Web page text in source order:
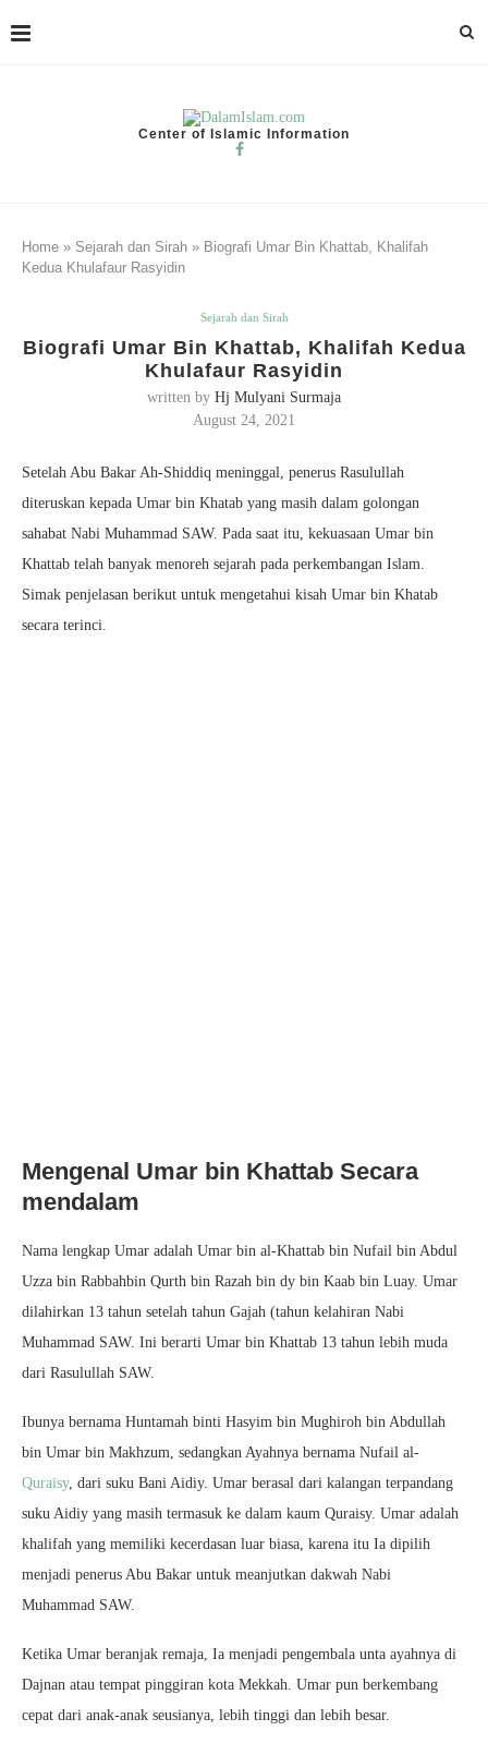
Center of Islamic Information
Home » Sejarah dan Sirah » Biografi Umar Bin Khattab, Khalifah
Kedua Khulafaur Rasyidin
Sejarah dan Sirah
Biografi Umar Bin Khattab, Khalifah Kedua
Khulafaur Rasyidin
written by Hj Mulyani Surmaja
August 24, 2021
Setelah Abu Bakar Ah-Shiddiq meninggal, penerus Rasulullah
diteruskan kepada Umar bin Khatab yang masih dalam golongan
sahabat Nabi Muhammad SAW. Pada saat itu, kekuasaan Umar bin
Khattab telah banyak menoreh sejarah pada perkembangan Islam.
Simak penjelasan berikut untuk mengetahui kisah Umar bin Khatab
secara terinci.
Mengenal Umar bin Khattab Secara
mendalam
Nama lengkap Umar adalah Umar bin al-Khattab bin Nufail bin Abdul
Uzza bin Rabbahbin Qurth bin Razah bin dy bin Kaab bin Luay. Umar
dilahirkan 13 tahun setelah tahun Gajah (tahun kelahiran Nabi
Muhammad SAW. Ini berarti Umar bin Khattab 13 tahun lebih muda
dari Rasulullah SAW.
Ibunya bernama Huntamah binti Hasyim bin Mughiroh bin Abdullah
bin Umar bin Makhzum, sedangkan Ayahnya bernama Nufail al-
Quraisy, dari suku Bani Aidiy. Umar berasal dari kalangan terpandang
suku Aidiy yang masih termasuk ke dalam kaum Quraisy. Umar adalah
khalifah yang memiliki kecerdasan luar biasa, karena itu Ia dipilih
menjadi penerus Abu Bakar untuk meanjutkan dakwah Nabi
Muhammad SAW.
Ketika Umar beranjak remaja, Ia menjadi pengembala unta ayahnya di
Dajnan atau tempat pinggiran kota Mekkah. Umar pun berkembang
cepat dari anak-anak seusianya, lebih tinggi dan lebih besar.